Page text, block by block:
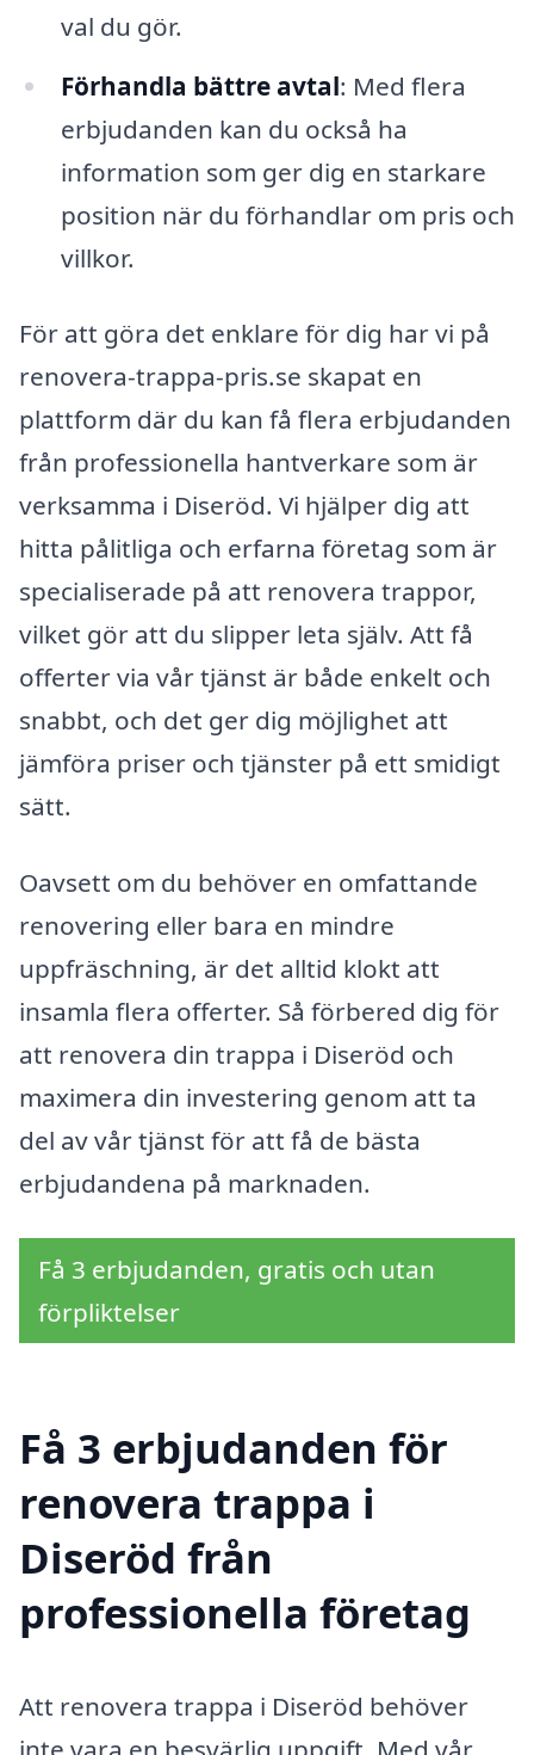
val du gör.
Förhandla bättre avtal: Med flera
erbjudanden kan du också ha
information som ger dig en starkare
position när du förhandlar om pris och
villkor.
För att göra det enklare för dig har vi på
renovera-trappa-pris.se skapat en
plattform där du kan få flera erbjudanden
från professionella hantverkare som är
verksamma i Diseröd. Vi hjälper dig att
hitta pålitliga och erfarna företag som är
specialiserade på att renovera trappor,
vilket gör att du slipper leta själv. Att få
offerter via vår tjänst är både enkelt och
snabbt, och det ger dig möjlighet att
jämföra priser och tjänster på ett smidigt
sätt.
Oavsett om du behöver en omfattande
renovering eller bara en mindre
uppfräschning, är det alltid klokt att
insamla flera offerter. Så förbered dig för
att renovera din trappa i Diseröd och
maximera din investering genom att ta
del av vår tjänst för att få de bästa
erbjudandena på marknaden.
Få 3 erbjudanden, gratis och utan
förpliktelser
Få 3 erbjudanden för
renovera trappa i
Diseröd från
professionella företag
Att renovera trappa i Diseröd behöver